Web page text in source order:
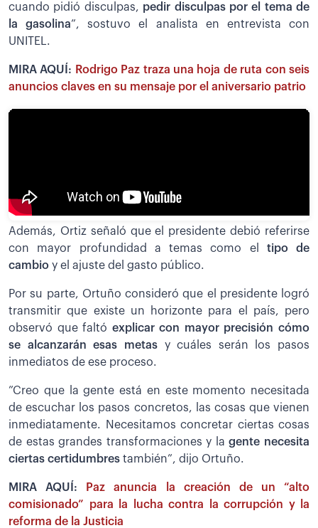
cuando pidió disculpas, pedir disculpas por el tema de
la gasolina”, sostuvo el analista en entrevista con
UNITEL.
MIRA AQUÍ: Rodrigo Paz traza una hoja de ruta con seis
anuncios claves en su mensaje por el aniversario patrio
Además, Ortiz señaló que el presidente debió referirse
con mayor profundidad a temas como el tipo de
cambio y el ajuste del gasto público.
Por su parte, Ortuño consideró que el presidente logró
transmitir que existe un horizonte para el país, pero
observó que faltó explicar con mayor precisión cómo
se alcanzarán esas metasy cuáles serán los pasos
inmediatos de ese proceso.
”Creo que la gente está en este momento necesitada
de escuchar los pasos concretos, las cosas que vienen
inmediatamente. Necesitamos concretar ciertas cosas
de estas grandes transformaciones y lagente necesita
ciertas certidumbres también”, dijo Ortuño.
MIRA AQUÍ:
Paz anuncia la creación de un “alto
comisionado” para la lucha contra la corrupción y la
reforma de la Justicia